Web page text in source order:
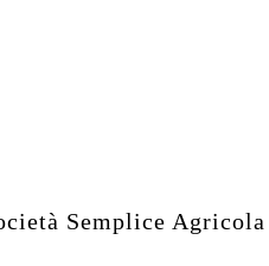
Semplice